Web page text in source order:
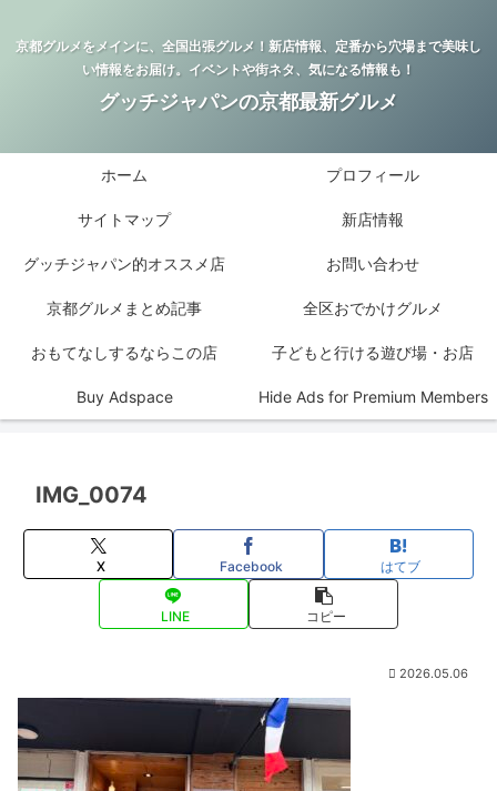
京都グルメをメインに、全国出張グルメ！新店情報、定番から穴場まで美味し
い情報をお届け。イベントや街ネタ、気になる情報も！
グッチジャパンの京都最新グルメ
ホーム プロフィール
サイトマップ 新店情報
グッチジャパン的オススメ店 お問い合わせ
京都グルメまとめ記事 全区おでかけグルメ
おもてなしするならこの店 子どもと行ける遊び場・お店
Buy Adspace Hide Ads for Premium Members
IMG_0074
X Facebook はてブ
LINE コピー
2026.05.06